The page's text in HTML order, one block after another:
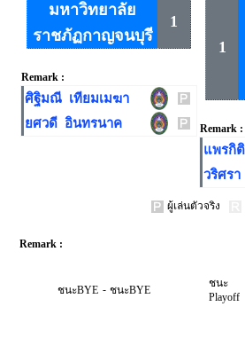
มหาวิทยาลัย
ราชภัฏกาญจนบุรี
1
Remark :
ศิฐิมณี เทียมเมฆา
ยศวดี อินทรนาค
1
Remark :
แพรกิ
วริศร
ผู้เล่นตัวจริง
Remark :
ชนะBYE - ชนะBYE
ชนะ
Playoff